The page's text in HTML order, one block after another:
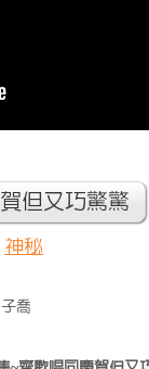
但又巧驚驚
神秘
喬